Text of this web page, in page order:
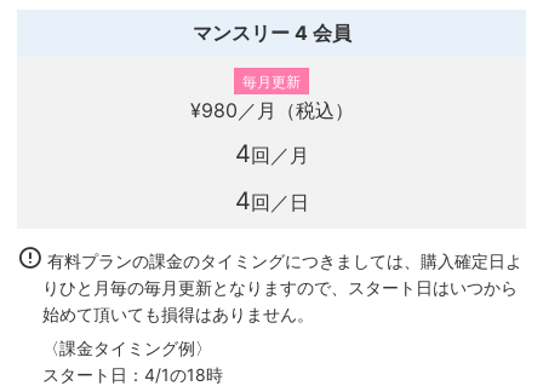
マンスリー 4 会員
毎月更新
¥980 ／月（税込）
4回／月
4回／日
有料プランの課金のタイミングにつきましては、購入確定日よ
りひと月毎の毎月更新となりますので、スタート日はいつから
始めて頂いても損得はありません。
〈課金タイミング例〉
スタート日：4/1の18時